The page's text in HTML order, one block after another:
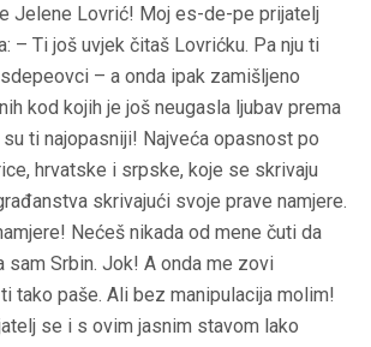
Jelene Lovrić! Moj es-de-pe prijatelj
– Ti još uvjek čitaš Lovrićku. Pa nju ti
– a onda ipak zamišljeno
kod kojih je još neugasla ljubav prema
ti najopasniji! Najveća opasnost po
hrvatske i srpske, koje se skrivaju
skrivajući svoje prave namjere.
Nećeš nikada od mene čuti da
sam Srbin. Jok! A onda me zovi
ti tako paše. Ali bez manipulacija molim!
se i s ovim jasnim stavom lako